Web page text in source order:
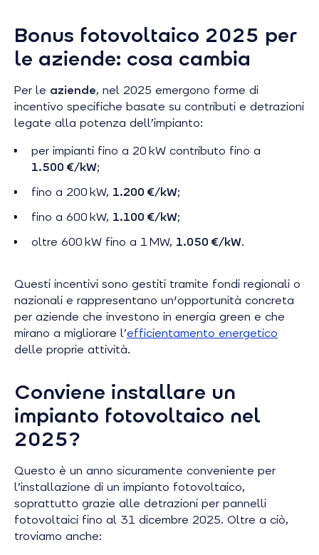
Bonus fotovoltaico 2025 per
le aziende: cosa cambia
Per le aziende, nel 2025 emergono forme di
incentivo specifiche basate su contributi e detrazioni
legate alla potenza dell’impianto:
per impianti fino a 20 kW contributo fino a
1.500 €/kW;
fino a 200 kW, 1.200 €/kW;
fino a 600 kW, 1.100 €/kW;
oltre 600 kW fino a 1 MW, 1.050 €/kW.
Questi incentivi sono gestiti tramite fondi regionali o
nazionali e rappresentano un'opportunità concreta
per aziende che investono in energia green e che
mirano a migliorare l’efficientamento energetico
delle proprie attività.
Conviene installare un
impianto fotovoltaico nel
2025?
Questo è un anno sicuramente conveniente per
l’installazione di un impianto fotovoltaico,
soprattutto grazie alle detrazioni per pannelli
fotovoltaici fino al 31 dicembre 2025. Oltre a ciò,
troviamo anche: